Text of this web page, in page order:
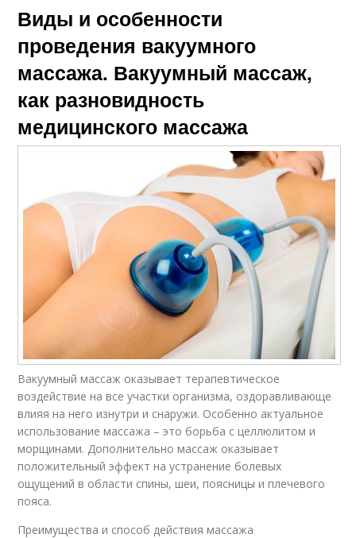
Виды и особенности
проведения вакуумного
массажа. Вакуумный массаж,
как разновидность
медицинского массажа
Вакуумный массаж оказывает терапевтическое
воздействие на все участки организма, оздоравливающе
влияя на него изнутри и снаружи. Особенно актуальное
использование массажа – это борьба с целлюлитом и
морщинами. Дополнительно массаж оказывает
положительный эффект на устранение болевых
ощущений в области спины, шеи, поясницы и плечевого
пояса.
Преимущества и способ действия массажа